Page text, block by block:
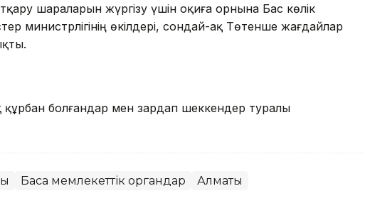
шараларын жүргізу үшін оқиға орнына Бас көлік
министрлігінің өкілдері, сондай-ақ Төтенше жағдайлар
болғандар мен зардап шеккендер туралы
Басқа мемлекеттік органдар
Алматы